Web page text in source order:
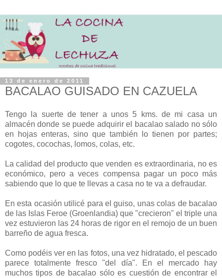
13 de enero de 2011
BACALAO GUISADO EN CAZUELA
Tengo la suerte de tener a unos 5 kms. de mi casa un
almacén donde se puede adquirir el bacalao salado no sólo
en hojas enteras, sino que también lo tienen por partes;
cogotes, cocochas, lomos, colas, etc.
La calidad del producto que venden es extraordinaria, no es
económico, pero a veces compensa pagar un poco más
sabiendo que lo que te llevas a casa no te va a defraudar.
En esta ocasión utilicé para el guiso, unas colas de bacalao
de las Islas Feroe (Groenlandia) que "crecieron" el triple una
vez estuvieron las 24 horas de rigor en el remojo de un buen
barreño de agua fresca.
Como podéis ver en las fotos, una vez hidratado, el pescado
parece totalmente fresco "del día". En el mercado hay
muchos tipos de bacalao sólo es cuestión de encontrar el